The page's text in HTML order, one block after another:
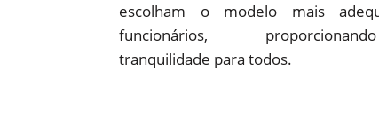
escolham o modelo mais
funcionários,
tranquilidade para todos.